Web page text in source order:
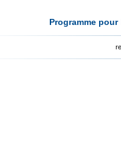
Programme